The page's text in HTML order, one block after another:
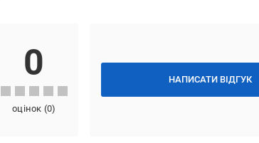
НАПИСАТИ ВІДГУК
0
оцінок (0)